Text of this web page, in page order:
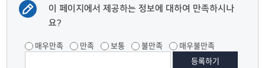
이 페이지에서 제공하는 정보에 대하여 만족하시나
요?
매우만족 만족 보통 불만족 매우불만족